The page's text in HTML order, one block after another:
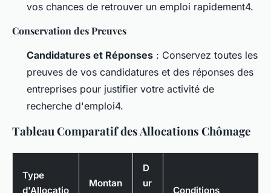
vos chances de retrouver un emploi rapidement4.
Conservation des Preuves
Candidatures et Réponses : Conservez toutes les
preuves de vos candidatures et des réponses des
entreprises pour justifier votre activité de
recherche d'emploi4.
Tableau Comparatif des Allocations Chômage
Type
d'Allocatio
Montan
D
ur
Conditions